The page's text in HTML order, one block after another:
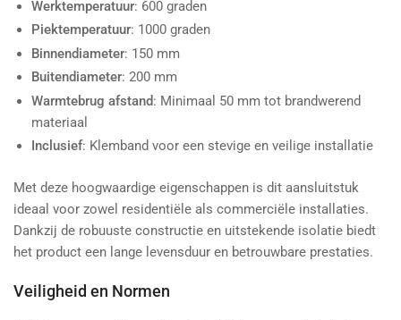
Werktemperatuur: 600 graden
Piektemperatuur: 1000 graden
Binnendiameter: 150 mm
Buitendiameter: 200 mm
Warmtebrug afstand: Minimaal 50 mm tot brandwerend
materiaal
Inclusief: Klemband voor een stevige en veilige installatie
Met deze hoogwaardige eigenschappen is dit aansluitstuk
ideaal voor zowel residentiële als commerciële installaties.
Dankzij de robuuste constructie en uitstekende isolatie biedt
het product een lange levensduur en betrouwbare prestaties.
Veiligheid en Normen